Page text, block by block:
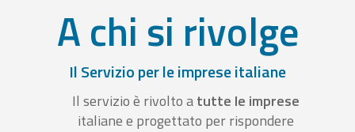
A chi si rivolge
Il Servizio per le imprese italiane
Il servizio è rivolto atutte le imprese
italiane e progettato per rispondere